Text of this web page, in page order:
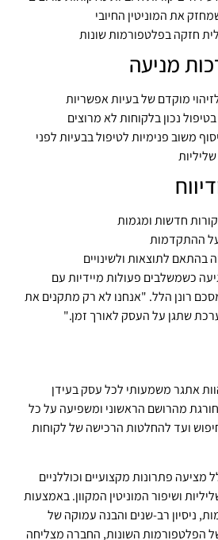
את המוניטין החיובי
חזקה בפלטפורמות שונות
מוקדם של בעיות אפשריות
נכון בלקוחות לא מרוצים
משוב פנימיות לטיפול בבעיות לפני
חדשות ומגמות
על ההתקדמות
לתוצאות ולשינויים
כשמשלבים פעולות מיידיות עם
רונן הלל. "אנחנו לא רק מתקנים את
שתגן על העסק לאורך זמן."
אתגר משמעותי לכל עסק בעידן
מהרושם הראשוני ומשפיעה על כל
ועד להחלטות הרכישה של לקוחות
מציעה פתרונות מקצועיים וכוללניים
ושיפור המוניטין המקוון. באמצעות
ניסיון רב-שנים והבנה עמוקה של
הפלטפורמות השונות, החברה מצליחה